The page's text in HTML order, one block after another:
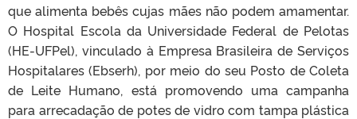
que alimenta bebês cujas mães não podem amamentar.
O Hospital Escola da Universidade Federal de Pelotas
(HE-UFPel), vinculado à Empresa Brasileira de Serviços
Hospitalares (Ebserh), por meio do seu Posto de Coleta
de Leite Humano, está promovendo uma campanha
para arrecadação de potes de vidro com tampa plástica